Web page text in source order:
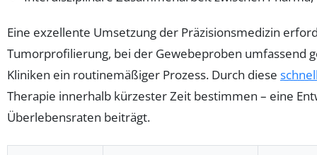
Eine exzellente Umsetzung der Präzisionsmedizin
Tumorprofilierung, bei der Gewebeproben umfassend
Kliniken ein routinemäßiger Prozess. Durch diese
Therapie innerhalb kürzester Zeit bestimmen – eine
Überlebensraten beiträgt.